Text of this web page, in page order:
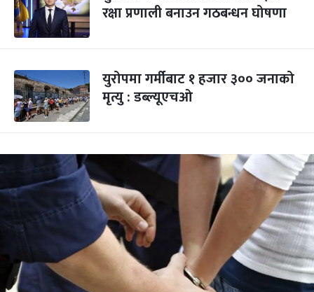
रक्षा प्रणाली बनाउन गठबन्धन घोषणा
युरोपमा गर्मीबाट १ हजार ३०० जनाको
मृत्यु : डब्ल्यूएचओ